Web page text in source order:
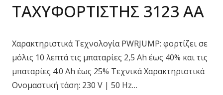
ΤΑΧΥΦΟΡΤΙΣΤΗΣ 3123 AA
Χαρακτηριστικά Τεχνολογία PWRJUMP: φορτίζει σε
μόλις 10 λεπτά τις μπαταρίες 2,5 Ah έως 40% και τις
μπαταρίες 4.0 Ah έως 25% Τεχνικά Χαρακτηριστικά
Ονομαστική τάση: 230 V | 50 Hz…